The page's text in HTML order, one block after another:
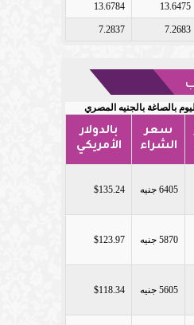
13.6475
13.6784
7.2683
7.2837
بالصاغة بالجنيه المصري
سعر
الشراء
بالدولار
الأمريكي
6405 جنيه $135.24
5870 جنيه $123.97
5605 جنيه $118.34